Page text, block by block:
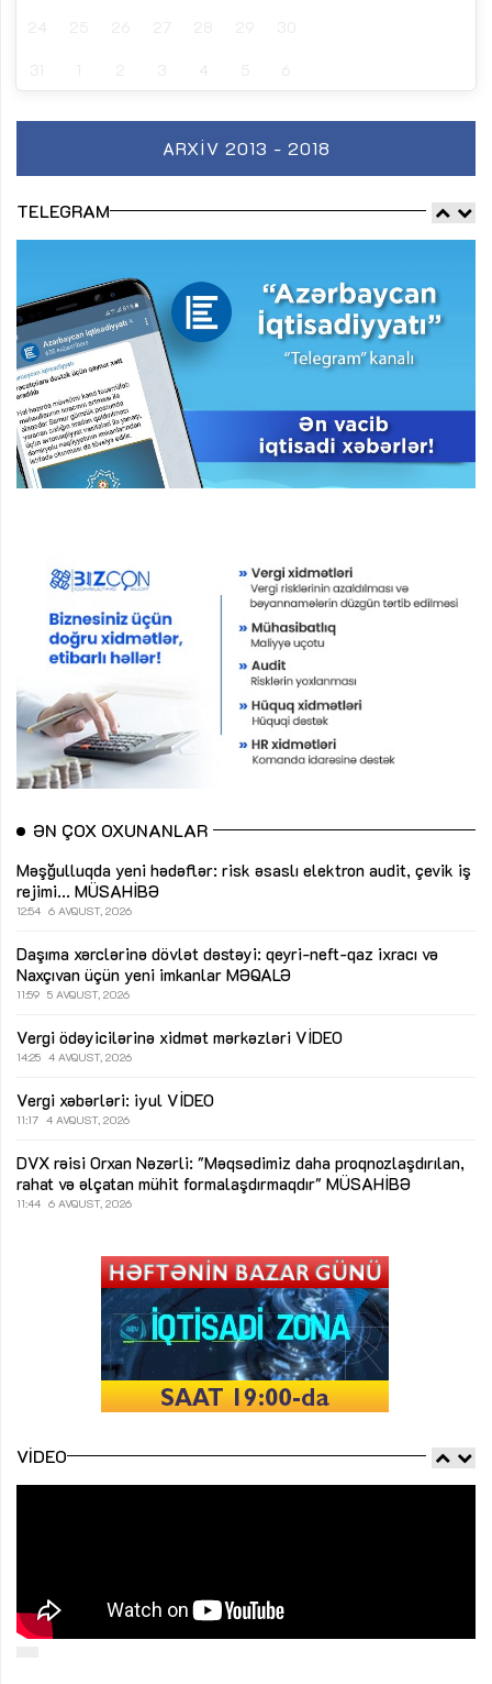
ARXIV 2013 - 2018
TELEGRAM
ƏN ÇOX OXUNANLAR
Məşğulluqda yeni hədəflər: risk əsaslı elektron audit, çevik iş
rejimi... MÜSAHİBƏ
12:54 6 AVQUST, 2026
Daşıma xərclərinə dövlət dəstəyi: qeyri-neft-qaz ixracı və
Naxçıvan üçün yeni imkanlar MƏQALƏ
11:59 5 AVQUST, 2026
Vergi ödəyicilərinə xidmət mərkəzləri VİDEO
14:25 4 AVQUST, 2026
Vergi xəbərləri: iyul VİDEO
11:17 4 AVQUST, 2026
DVX rəisi Orxan Nəzərli: "Məqsədimiz daha proqnozlaşdırılan,
rahat və əlçatan mühit formalaşdırmaqdır" MÜSAHİBƏ
11:44 6 AVQUST, 2026
VIDEO